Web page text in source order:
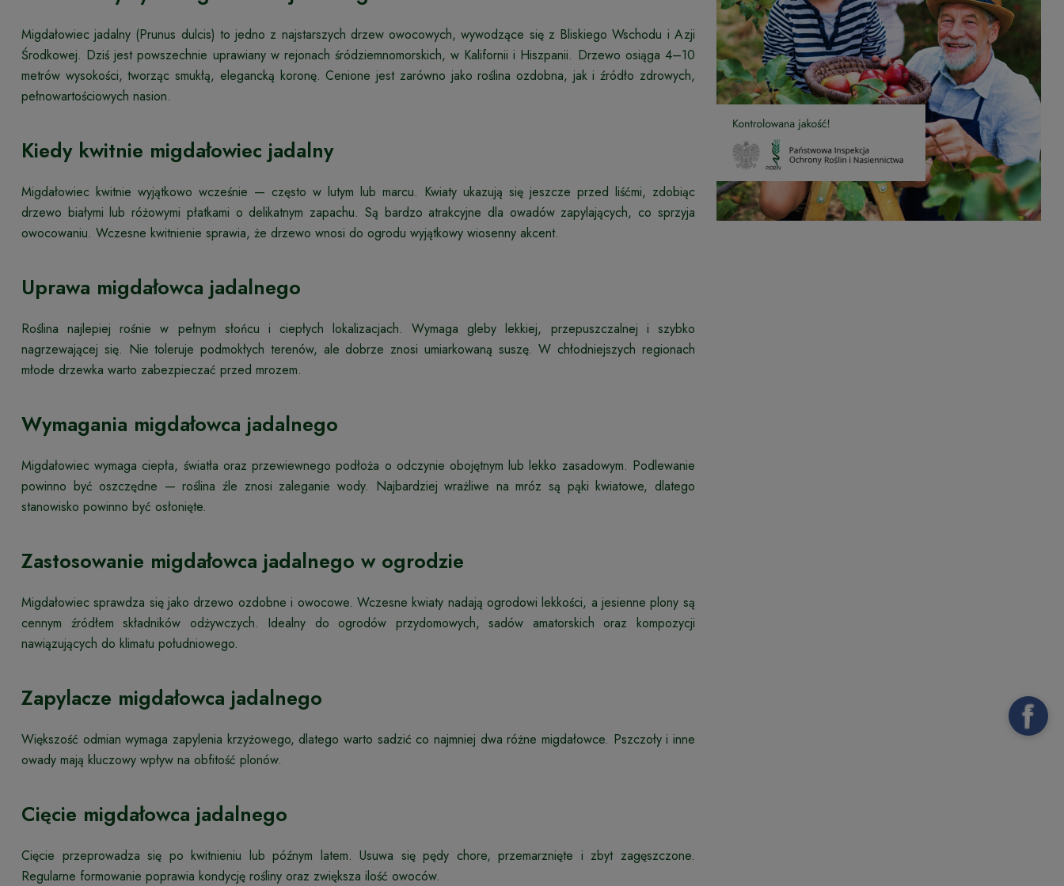
Migdałowiec jadalny (Prunus dulcis) to jedno z najstarszych drzew owocowych, wywodzące się z Bliskiego Wschodu i Azji
Środkowej. Dziś jest powszechnie uprawiany w rejonach śródziemnomorskich, w Kalifornii i Hiszpanii. Drzewo osiąga 4–10
metrów wysokości, tworząc smukłą, elegancką koronę. Cenione jest zarówno jako roślina ozdobna, jak i źródło zdrowych,
pełnowartościowych nasion.
Kiedy kwitnie migdałowiec jadalny
Migdałowiec kwitnie wyjątkowo wcześnie — często w lutym lub marcu. Kwiaty ukazują się jeszcze przed liśćmi, zdobiąc
drzewo białymi lub różowymi płatkami o delikatnym zapachu. Są bardzo atrakcyjne dla owadów zapylających, co sprzyja
owocowaniu. Wczesne kwitnienie sprawia, że drzewo wnosi do ogrodu wyjątkowy wiosenny akcent.
Uprawa migdałowca jadalnego
Roślina najlepiej rośnie w pełnym słońcu i ciepłych lokalizacjach. Wymaga gleby lekkiej, przepuszczalnej i szybko
nagrzewającej się. Nie toleruje podmokłych terenów, ale dobrze znosi umiarkowaną suszę. W chłodniejszych regionach
młode drzewka warto zabezpieczać przed mrozem.
Wymagania migdałowca jadalnego
Migdałowiec wymaga ciepła, światła oraz przewiewnego podłoża o odczynie obojętnym lub lekko zasadowym. Podlewanie
powinno być oszczędne — roślina źle znosi zaleganie wody. Najbardziej wrażliwe na mróz są pąki kwiatowe, dlatego
stanowisko powinno być osłonięte.
Zastosowanie migdałowca jadalnego w ogrodzie
Migdałowiec sprawdza się jako drzewo ozdobne i owocowe. Wczesne kwiaty nadają ogrodowi lekkości, a jesienne plony są
cennym źródłem składników odżywczych. Idealny do ogrodów przydomowych, sadów amatorskich oraz kompozycji
nawiązujących do klimatu południowego.
Zapylacze migdałowca jadalnego
Większość odmian wymaga zapylenia krzyżowego, dlatego warto sadzić co najmniej dwa różne migdałowce. Pszczoły i inne
owady mają kluczowy wpływ na obfitość plonów.
Cięcie migdałowca jadalnego
Cięcie przeprowadza się po kwitnieniu lub późnym latem. Usuwa się pędy chore, przemarznięte i zbyt zagęszczone.
Regularne formowanie poprawia kondycję rośliny oraz zwiększa ilość owoców.